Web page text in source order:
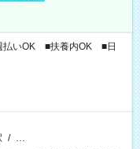
払いOK ■扶養内OK ■日
/ …